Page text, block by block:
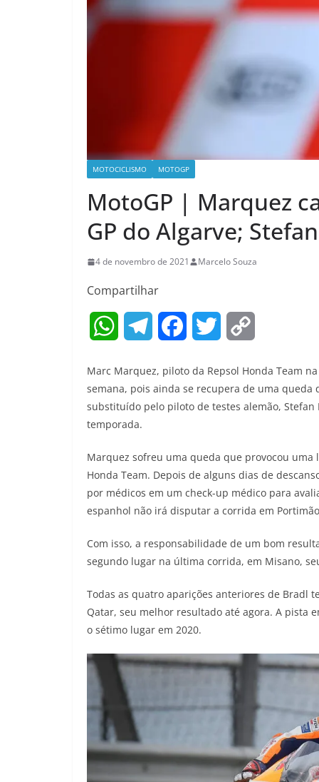
MOTOCICLISMO MOTOGP
MotoGP | Marquez
GP do Algarve;
4 de novembro de 2021 Marcelo Souza
Compartilhar
W
a
t
A
p
l
e
r
a
c
e
o
o
i
t
r
p
y
n
Marc Marquez, piloto da Repsol Honda Team na
semana, pois ainda se recupera de uma
substituído pelo piloto de testes alemão,
temporada.
Marquez sofreu uma queda que provocou uma
Honda Team. Depois de alguns dias de
por médicos em um check-up médico para
espanhol não irá disputar a corrida em
Com isso, a responsabilidade de um bom
segundo lugar na última corrida, em Misano,
Todas as quatro aparições anteriores de Bradl
Qatar, seu melhor resultado até agora. A pista
o sétimo lugar em 2020.